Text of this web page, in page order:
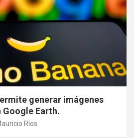
generar imágenes
Earth.
Ríos